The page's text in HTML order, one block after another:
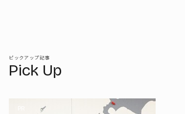
ピックアップ記事
Pick Up